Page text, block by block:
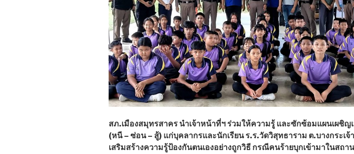
สภ.เมืองสมุทรสาคร นำเจ้าหน้าที่ฯ ร่วมให้ความรู้ และซักซ้อมแผนเผชิญ
(หนี – ซ่อน – สู้) แก่บุคลากรและนักเรียน ร.ร.วัดวิสุทธาราม ต.บางกระเจ้า
เสริมสร้างความรู้ป้องกันตนเองอย่างถูกวิธี กรณีคนร้ายบุกเข้ามาในสถาน